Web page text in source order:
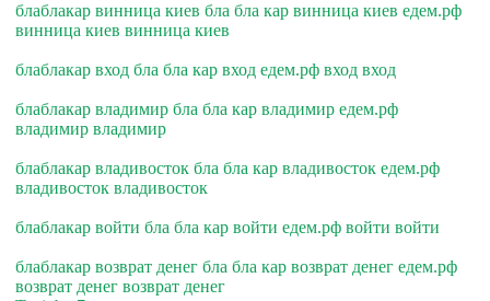
блаблакар винница киев бла бла кар винница киев едем.рф
винница киев винница киев
блаблакар вход бла бла кар вход едем.рф вход вход
блаблакар владимир бла бла кар владимир едем.рф
владимир владимир
блаблакар владивосток бла бла кар владивосток едем.рф
владивосток владивосток
блаблакар войти бла бла кар войти едем.рф войти войти
блаблакар возврат денег бла бла кар возврат денег едем.рф
возврат денег возврат денег